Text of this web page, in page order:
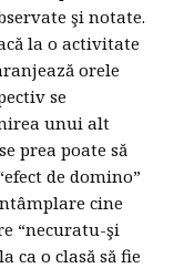
şi notate.
la o activitate
orele
se
unui alt
prea poate să
de domino”
cine
“necuratu-şi
ca o clasă să fie